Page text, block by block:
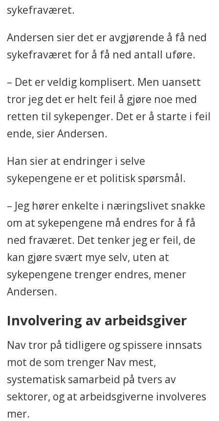
sykefraværet.
Andersen sier det er avgjørende å få ned
sykefraværet for å få ned antall uføre.
– Det er veldig komplisert. Men uansett
tror jeg det er helt feil å gjøre noe med
retten til sykepenger. Det er å starte i feil
ende, sier Andersen.
Han sier at endringer i selve
sykepengene er et politisk spørsmål.
– Jeg hører enkelte i næringslivet snakke
om at sykepengene må endres for å få
ned fraværet. Det tenker jeg er feil, de
kan gjøre svært mye selv, uten at
sykepengene trenger endres, mener
Andersen.
Involvering av arbeidsgiver
Nav tror på tidligere og spissere innsats
mot de som trenger Nav mest,
systematisk samarbeid på tvers av
sektorer, og at arbeidsgiverne involveres
mer.